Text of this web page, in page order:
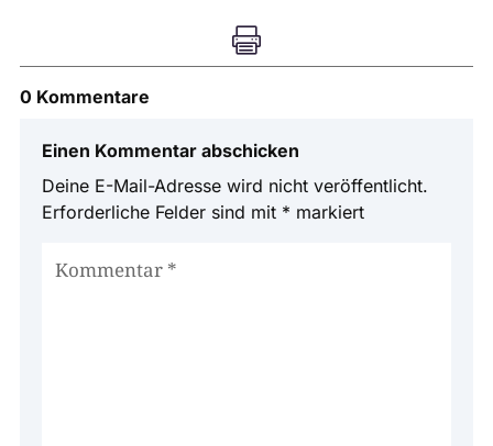

0 Kommentare
Einen Kommentar abschicken
Deine E-Mail-Adresse wird nicht veröffentlicht.
Erforderliche Felder sind mit * markiert